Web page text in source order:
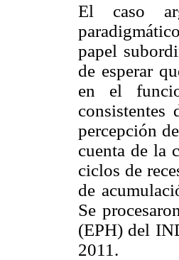
El caso
papel
de esperar
en el
consistentes
percepción
cuenta de la
ciclos de
de
Se
(EPH) del
2011.